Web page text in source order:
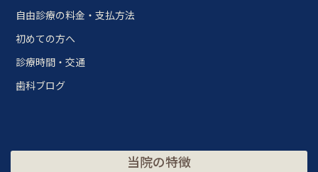
自由診療の料金・支払方法
初めての方へ
診療時間・交通
歯科ブログ
当院の特徴